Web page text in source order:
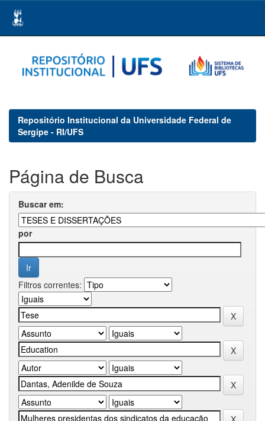
navigation
Repositório Institucional da Universidade Federal de
Sergipe - RI/UFS
Página de Busca
Buscar em:
por
Filtros correntes: